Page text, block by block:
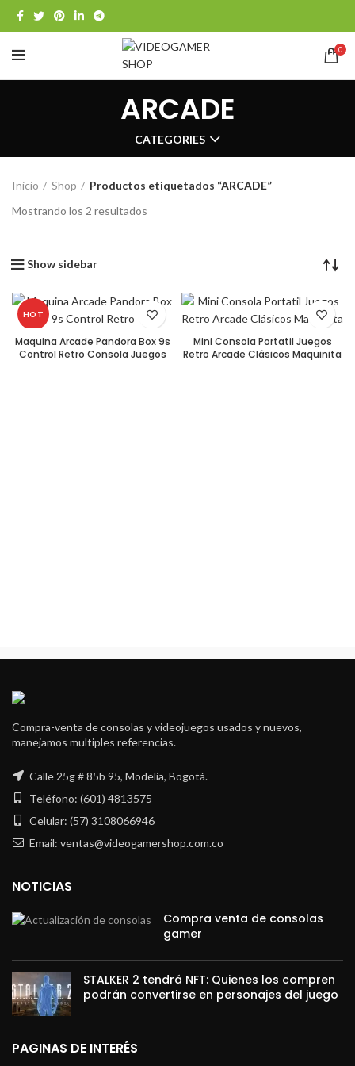
0
ARCADE
CATEGORIES
Inicio Shop
Productos etiquetados “ARCADE”
Mostrando los 2 resultados
Show sidebar
HOT
Maquina Arcade Pandora Box 9s
Control Retro Consola Juegos
Mini Consola Portatil Juegos
Retro Arcade Clásicos Maquinita
Compra-venta de consolas y videojuegos usados y nuevos,
manejamos multiples referencias.
Calle 25g # 85b 95, Modelia, Bogotá.
Teléfono: (601) 4813575
Celular: (57) 3108066946
Email: ventas@videogamershop.com.co
NOTICIAS
Compra venta de consolas
gamer
STALKER 2 tendrá NFT: Quienes los compren
podrán convertirse en personajes del juego
PAGINAS DE INTERÉS